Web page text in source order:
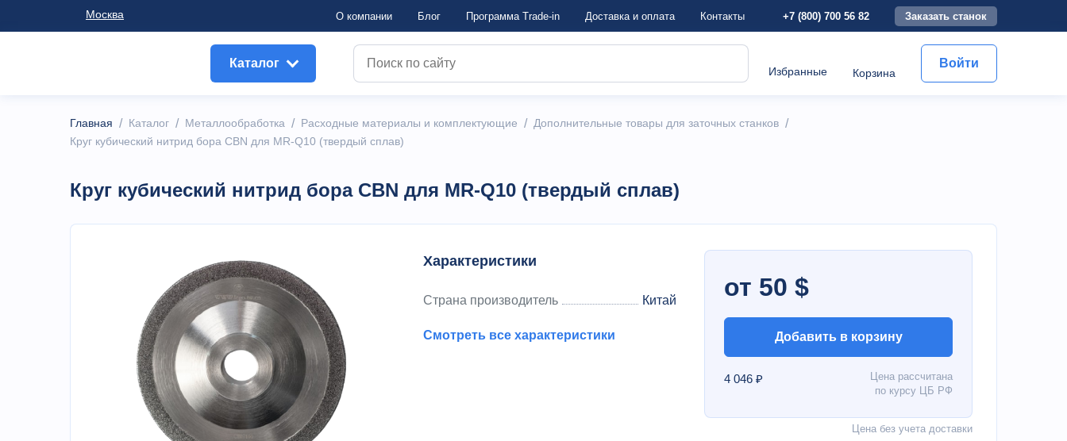
Москва О компании Блог Программа Trade-in Достaвка и оплата Контакты +7 (800) 700 56 82 Заказать станок
Каталог
Избранные Корзина
Войти
Главная / Каталог / Металлообработка / Расходные материалы и комплектующие / Дополнительные товары для заточных станков /
Круг кубический нитрид бора CBN для MR-Q10 (твердый сплав)
Круг кубический нитрид бора CBN для MR-Q10 (твердый сплав)
Характеристики
Страна производитель Китай
Смотреть все характеристики
от 50 $
Добавить в корзину
4 046 ₽
Цена рассчитана
по курсу ЦБ РФ
Цена без учета доставки